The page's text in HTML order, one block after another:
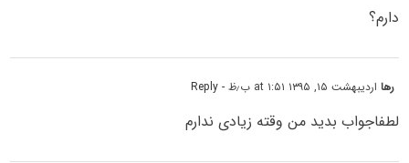
دارم؟
رهااردیبهشت ۱۵, ۱۳۹۵ at ۱:۵۱ ب٫ظ - Reply
لطفاجواب بدید من وقته زیادى ندارم